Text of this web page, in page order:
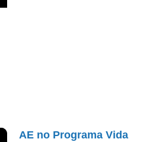
AE no Programa Vida